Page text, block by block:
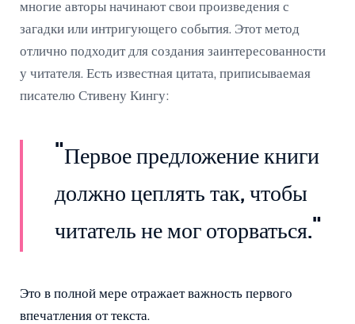
многие авторы начинают свои произведения с
загадки или интригующего события. Этот метод
отлично подходит для создания заинтересованности
у читателя. Есть известная цитата, приписываемая
писателю Стивену Кингу:
"Первое предложение книги
должно цеплять так, чтобы
читатель не мог оторваться."
Это в полной мере отражает важность первого
впечатления от текста.